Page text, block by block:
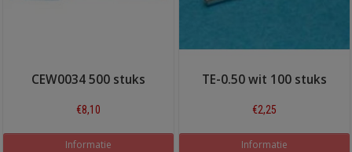
CEW0034 500 stuks
€8,10
Informatie
TE-0.50 wit 100 stuks
€2,25
Informatie